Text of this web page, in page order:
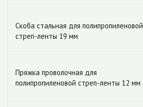
Скоба стальная для полипропиленовой
стреп-ленты 19 мм
Пряжка проволочная для
полипропиленовой стреп-ленты 12 мм